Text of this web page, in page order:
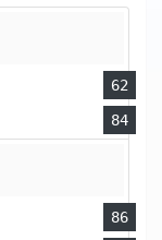
62
84
86